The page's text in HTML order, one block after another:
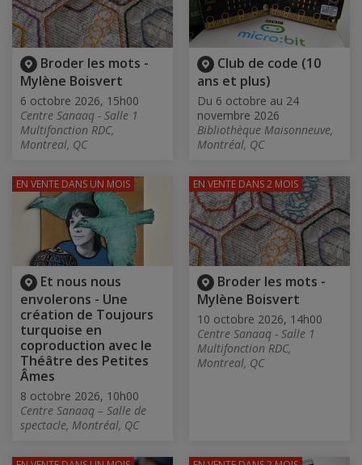
Broder les mots -
Mylène Boisvert
6 octobre 2026, 15h00
Centre Sanaaq - Salle 1
Multifonction RDC,
Montreal, QC
Club de code (10
ans et plus)
Du 6 octobre au 24
novembre 2026
Bibliothèque Maisonneuve,
Montréal, QC
Et nous nous
envolerons - Une
création de Toujours
turquoise en
coproduction avec le
Théâtre des Petites
Âmes
8 octobre 2026, 10h00
Centre Sanaaq – Salle de
spectacle, Montréal, QC
EN VENTE DANS UN MOIS
Broder les mots -
Mylène Boisvert
10 octobre 2026, 14h00
Centre Sanaaq - Salle 1
Multifonction RDC,
Montreal, QC
EN VENTE DANS 2 MOIS